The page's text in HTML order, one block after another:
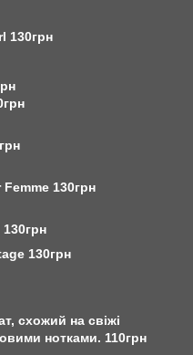
130грн
130грн
130грн
схожий на свіжі
нотками. 110грн